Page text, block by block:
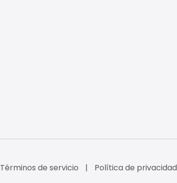
Términos de servicio Política de privacidad